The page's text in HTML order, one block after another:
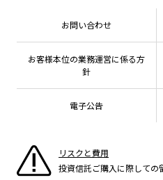
議決権行使について
ちょこっと3分！ファンドシア
有価証券届出書の効力の発生
こだわりのインデックスフ
なしシリーズ
確定拠出年金について
資産形成サポート
NAMシティ
お問い合わせ
よくあるご質問
方針・その他開示情報
公式キャラクターのご紹介
メディアお問い合わせ
お客様本位の業務運営に係る方
針
電子公告
リスクと費用
投資信託ご購入に際しての